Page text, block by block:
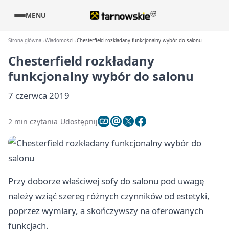
MENU
Strona główna Wiadomości Chesterfield rozkładany funkcjonalny wybór do salonu
Chesterfield rozkładany
funkcjonalny wybór do salonu
7 czerwca 2019
2 min czytania Udostępnij
Przy doborze właściwej sofy do salonu pod uwagę
należy wziąć szereg różnych czynników od estetyki,
poprzez wymiary, a skończywszy na oferowanych
funkcjach.